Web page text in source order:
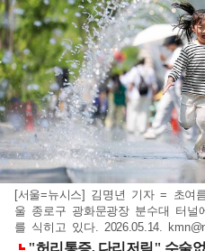
[서울=뉴시스] 김명년 기자 = 초여
울 종로구 광화문광장 분수대 터널
를 식히고 있다. 2026.05.14.